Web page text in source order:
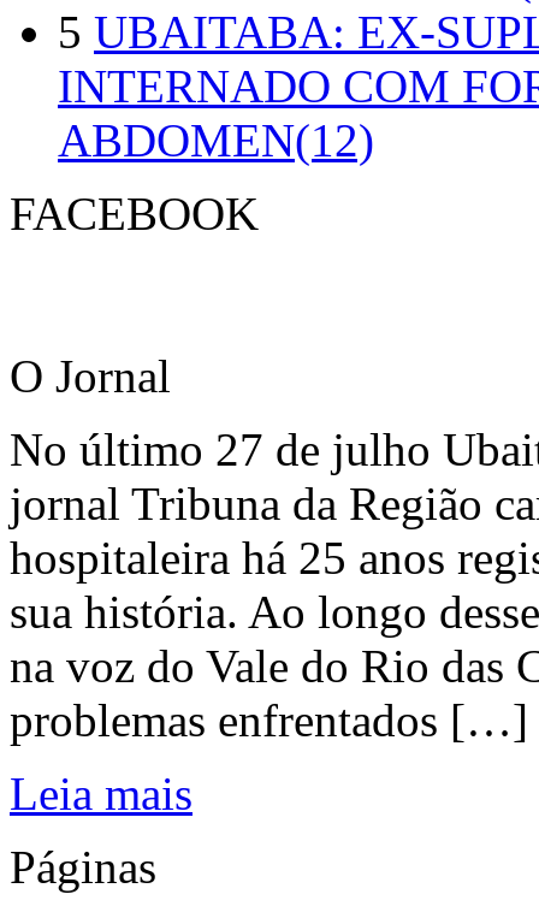
5 UBAITABA: EX-
INTERNADO COM
ABDOMEN(12)
FACEBOOK
O Jornal
No último 27 de julho
jornal Tribuna da Região
hospitaleira há 25 anos
sua história. Ao longo
na voz do Vale do Rio das
problemas enfrentados […]
Leia mais
Páginas